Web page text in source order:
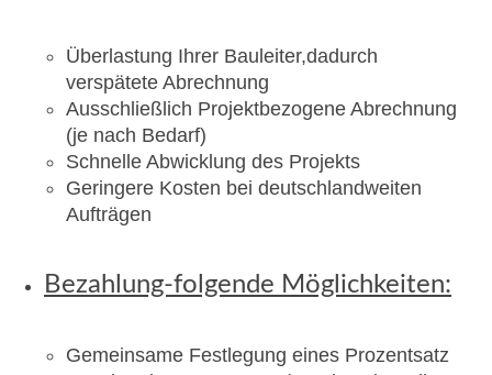
Werdegang
Kontakt
Überlastung Ihrer Bauleiter,dadurch
verspätete Abrechnung
Ausschließlich Projektbezogene Abrechnung
(je nach Bedarf)
Schnelle Abwicklung des Projekts
Geringere Kosten bei deutschlandweiten
Aufträgen
Bezahlung-folgende Möglichkeiten:
Gemeinsame Festlegung eines Prozentsatz